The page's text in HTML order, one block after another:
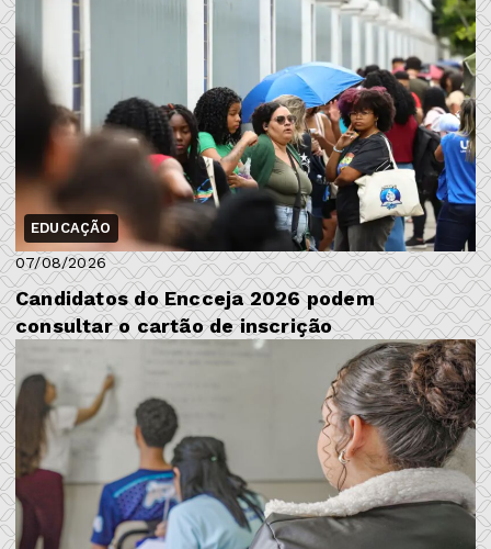
EDUCAÇÃO
07/08/2026
Candidatos do Encceja 2026 podem
consultar o cartão de inscrição